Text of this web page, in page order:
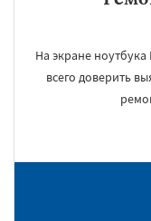
На экране
всего доверить